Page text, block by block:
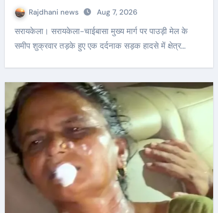
Rajdhani news Aug 7, 2026
सरायकेला। सरायकेला-चाईबासा मुख्य मार्ग पर पाउड़ी मेल के
समीप शुक्रवार तड़के हुए एक दर्दनाक सड़क हादसे में क्षेत्र…